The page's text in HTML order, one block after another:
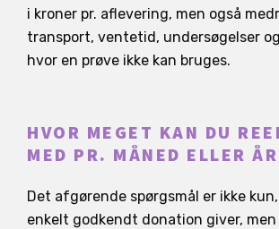
i kroner pr. aflevering, men også
transport, ventetid, undersøgelser
hvor en prøve ikke kan bruges.
HVOR MEGET KAN DU
MED PR. MÅNED ELLER
Det afgørende spørgsmål er ikke
enkelt godkendt donation giver,